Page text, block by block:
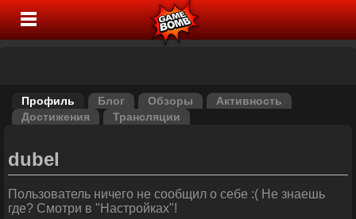
Профиль Блог Обзоры
Активность
Достижения
Трансляции
dubel
Пользователь ничего не сообщил о себе :( Не знаешь
где? Смотри в "Настройках"!